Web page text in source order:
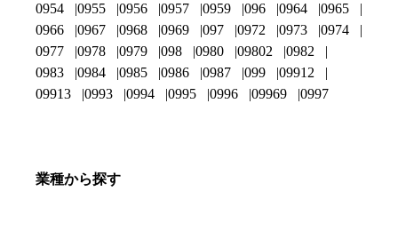
0954
0955 0956 0957 0959 096 0964
0965
0966
0967 0968 0969 097 0972 0973
0974
0977
0978 0979 098 0980 09802
0982
0983
0984 0985 0986 0987 099
09912
09913
0993 0994 0995 0996 09969 0997
業種から探す